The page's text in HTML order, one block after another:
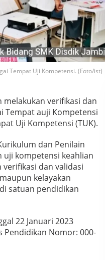
Tempat Uji Kompetensi. (Foto/ist)
melakukan verifikasi dan
Tempat auji Kompetensi
Uji Kompetensi (TUK).
dan Penilain
uji kompetensi keahlian
dan validasi
kelayakan
satuan pendidikan
22 Januari 2023
Pendidikan Nomor: 000-